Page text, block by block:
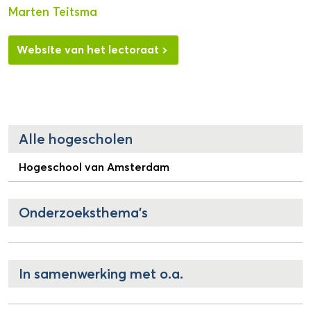
Marten Teitsma
Website van het lectoraat
Alle hogescholen
Hogeschool van Amsterdam
Onderzoeksthema's
In samenwerking met o.a.